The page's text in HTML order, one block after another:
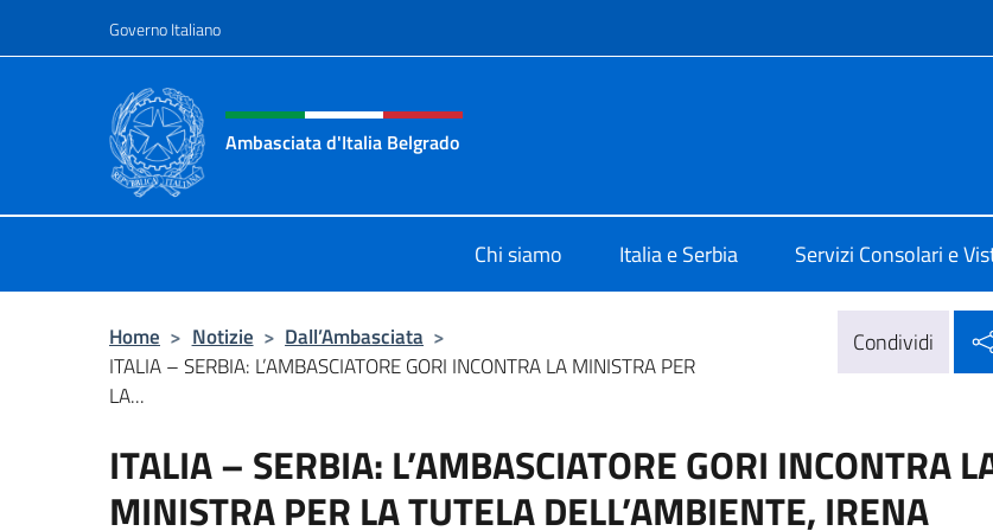
Governo Italiano
Intestazione sito, social e menù
Ambasciata d'Italia Belgrado
Chi siamo Italia e Serbia Servizi Consolari e
Home > Notizie > Dall’Ambasciata >
ITALIA – SERBIA: L’AMBASCIATORE GORI INCONTRA LA MINISTRA PER
LA...
Condividi
ITALIA – SERBIA: L’AMBASCIATORE GORI INCONTRA
MINISTRA PER LA TUTELA DELL’AMBIENTE, IRENA